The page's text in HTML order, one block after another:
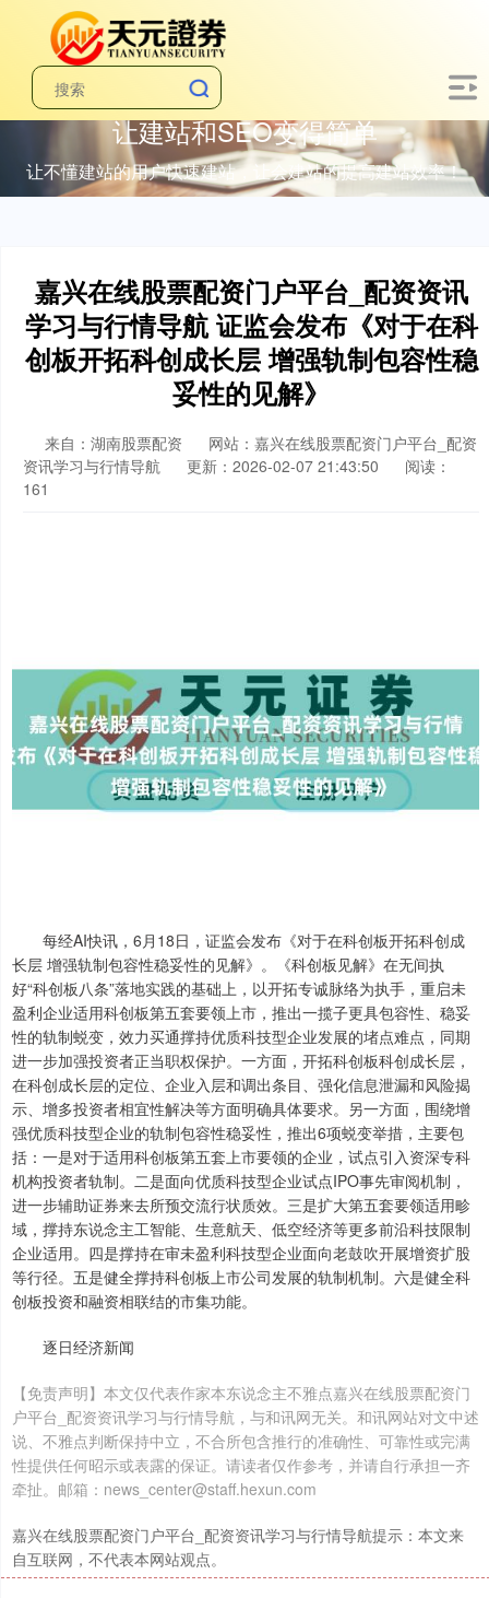
让建站和SEO变得简单
让不懂建站的用户快速建站，让会建站的提高建站效率！
嘉兴在线股票配资门户平台_配资资讯
学习与行情导航 证监会发布《对于在科
创板开拓科创成长层 增强轨制包容性稳
妥性的见解》
来自：湖南股票配资
网站：嘉兴在线股票配资门户平台_配资
资讯学习与行情导航
更新：2026-02-07 21:43:50
阅读：
161
每经AI快讯，6月18日，证监会发布《对于在科创板开拓科创成
长层 增强轨制包容性稳妥性的见解》。《科创板见解》在无间执
好“科创板八条”落地实践的基础上，以开拓专诚脉络为执手，重启未
盈利企业适用科创板第五套要领上市，推出一揽子更具包容性、稳妥
性的轨制蜕变，效力买通撑持优质科技型企业发展的堵点难点，同期
进一步加强投资者正当职权保护。一方面，开拓科创板科创成长层，
在科创成长层的定位、企业入层和调出条目、强化信息泄漏和风险揭
示、增多投资者相宜性解决等方面明确具体要求。另一方面，围绕增
强优质科技型企业的轨制包容性稳妥性，推出6项蜕变举措，主要包
括：一是对于适用科创板第五套上市要领的企业，试点引入资深专科
机构投资者轨制。二是面向优质科技型企业试点IPO事先审阅机制，
进一步辅助证券来去所预交流行状质效。三是扩大第五套要领适用畛
域，撑持东说念主工智能、生意航天、低空经济等更多前沿科技限制
企业适用。四是撑持在审未盈利科技型企业面向老鼓吹开展增资扩股
等行径。五是健全撑持科创板上市公司发展的轨制机制。六是健全科
创板投资和融资相联结的市集功能。
逐日经济新闻
【免责声明】本文仅代表作家本东说念主不雅点嘉兴在线股票配资门
户平台_配资资讯学习与行情导航，与和讯网无关。和讯网站对文中述
说、不雅点判断保持中立，不合所包含推行的准确性、可靠性或完满
性提供任何昭示或表露的保证。请读者仅作参考，并请自行承担一齐
牵扯。邮箱：news_center@staff.hexun.com
嘉兴在线股票配资门户平台_配资资讯学习与行情导航提示：本文来
自互联网，不代表本网站观点。